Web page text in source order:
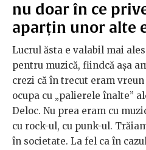
nu doar în ce
aparțin unor alte
Lucrul ăsta e valabil mai
pentru muzică, fiindcă așa
crezi că în trecut eram
ocupa cu „palierele înalte”
Deloc. Nu prea eram cu
cu rock-ul, cu punk-ul.
în societate. La fel ca în